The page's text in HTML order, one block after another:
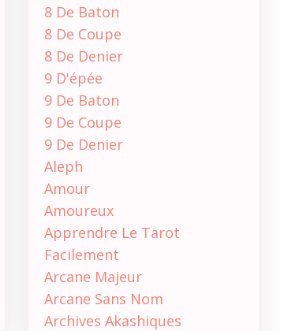
8 De Baton
8 De Coupe
8 De Denier
9 D'épée
9 De Baton
9 De Coupe
9 De Denier
Aleph
Amour
Amoureux
Apprendre Le Tarot
Facilement
Arcane Majeur
Arcane Sans Nom
Archives Akashiques